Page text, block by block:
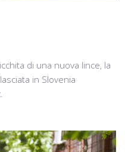
di una nuova lince, la
in Slovenia